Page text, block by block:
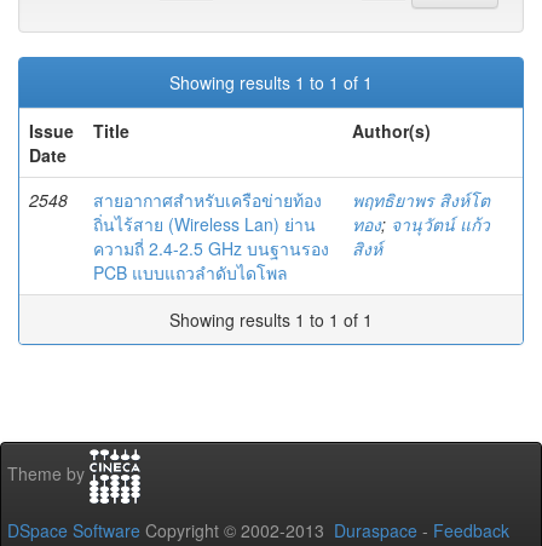
Showing results 1 to 1 of 1
Issue
Date
Title Author(s)
2548
สายอากาศสำหรับเครือข่ายท้อง
ถิ่นไร้สาย (Wireless Lan) ย่าน
ความถี่ 2.4-2.5 GHz บนฐานรอง
PCB แบบแถวลำดับไดโพล
พฤทธิยาพร สิงห์โต
ทอง; จานุวัตน์ แก้ว
สิงห์
Showing results 1 to 1 of 1
Theme by
DSpace Software Copyright © 2002-2013 Duraspace - Feedback